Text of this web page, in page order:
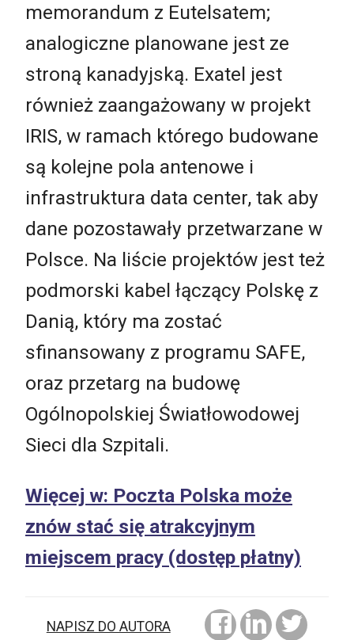
memorandum z Eutelsatem;
analogiczne planowane jest ze
stroną kanadyjską. Exatel jest
również zaangażowany w projekt
IRIS, w ramach którego budowane
są kolejne pola antenowe i
infrastruktura data center, tak aby
dane pozostawały przetwarzane w
Polsce. Na liście projektów jest też
podmorski kabel łączący Polskę z
Danią, który ma zostać
sfinansowany z programu SAFE,
oraz przetarg na budowę
Ogólnopolskiej Światłowodowej
Sieci dla Szpitali.
Więcej w: Poczta Polska może
znów stać się atrakcyjnym
miejscem pracy (dostęp płatny)
NAPISZ DO AUTORA